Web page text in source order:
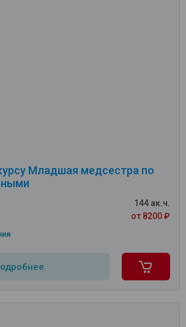
Младшая медсестра по
144 ак.ч.
от 8200 ₽